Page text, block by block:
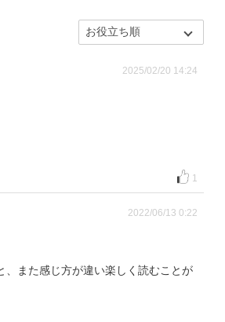
2025/02/20 14:24
1
2022/06/13 0:22
また感じ方が違い楽しく読むことが